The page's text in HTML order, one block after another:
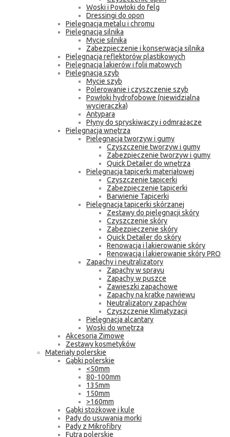
Woski i Powłoki do felg
Dressingi do opon
Pielęgnacja metalu i chromu
Pielęgnacja silnika
Mycie silnika
Zabezpieczenie i konserwacja silnika
Pielęgnacja reflektorów plastikowych
Pielęgnacja lakierów i folii matowych
Pielęgnacja szyb
Mycie szyb
Polerowanie i czyszczenie szyb
Powłoki hydrofobowe (niewidzialna
wycieraczka)
Antypara
Płyny do spryskiwaczy i odmrażacze
Pielęgnacja wnętrza
Pielęgnacja tworzyw i gumy
Czyszczenie tworzyw i gumy
Zabezpieczenie tworzyw i gumy
Quick Detailer do wnętrza
Pielęgnacja tapicerki materiałowej
Czyszczenie tapicerki
Zabezpieczenie tapicerki
Barwienie Tapicerki
Pielęgnacja tapicerki skórzanej
Zestawy do pielęgnacji skóry
Czyszczenie skóry
Zabezpieczenie skóry
Quick Detailer do skóry
Renowacja i lakierowanie skóry
Renowacja i lakierowanie skóry PRO
Zapachy i neutralizatory
Zapachy w sprayu
Zapachy w puszce
Zawieszki zapachowe
Zapachy na kratkę nawiewu
Neutralizatory zapachów
Czyszczenie Klimatyzacji
Pielęgnacja alcantary
Woski do wnętrza
Akcesoria Zimowe
Zestawy kosmetyków
Materiały polerskie
Gąbki polerskie
<50mm
80-100mm
135mm
150mm
>160mm
Gąbki stożkowe i kule
Pady do usuwania morki
Pady z Mikrofibry
Futra polerskie